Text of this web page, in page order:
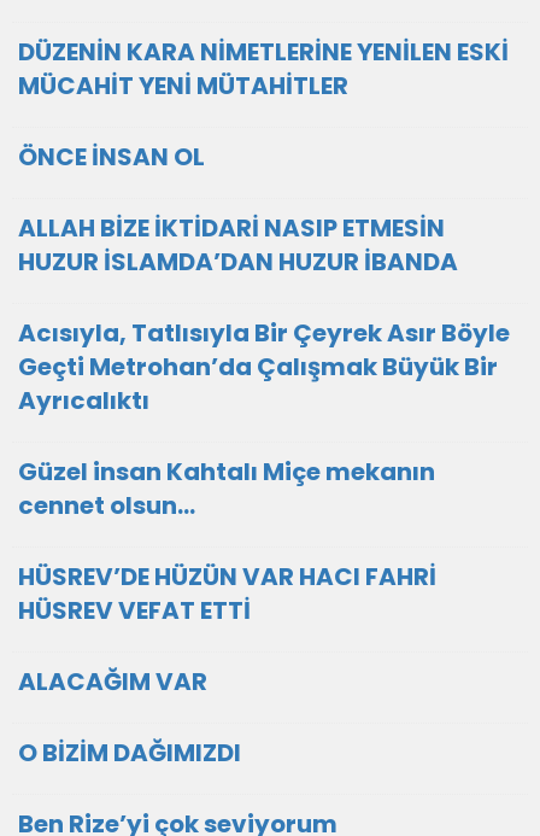
DÜZENİN KARA NİMETLERİNE YENİLEN ESKİ
MÜCAHİT YENİ MÜTAHİTLER
ÖNCE İNSAN OL
ALLAH BİZE İKTİDARİ NASIP ETMESİN
HUZUR İSLAMDA’DAN HUZUR İBANDA
Acısıyla, Tatlısıyla Bir Çeyrek Asır Böyle
Geçti Metrohan’da Çalışmak Büyük Bir
Ayrıcalıktı
Güzel insan Kahtalı Miçe mekanın
cennet olsun...
HÜSREV’DE HÜZÜN VAR HACI FAHRİ
HÜSREV VEFAT ETTİ
ALACAĞIM VAR
O BİZİM DAĞIMIZDI
Ben Rize’yi çok seviyorum